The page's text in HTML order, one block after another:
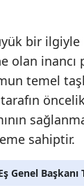
bir ilgiyle
olan inancı
temel
sahiptir.
Genel Başkanı